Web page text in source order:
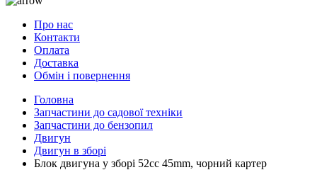
Про нас
Контакти
Оплата
Доставка
Обмін і повернення
Головна
Запчастини до садової техніки
Запчастини до бензопил
Двигун
Двигун в зборі
Блок двигуна у зборі 52cc 45mm, чорний картер